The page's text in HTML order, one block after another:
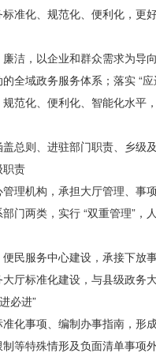
准化、规范化、便利化，更
洁，以企业和群众需求为导
全域政务服务体系；落实 “
范化、便利化、智能化水平
盖总则、进驻部门职责、乡
职责
理机构，承担大厅管理、
门两类，实行 “双重管理”
民服务中心建设，承接下放
厅标准化建设，与县级政务
必进”
准化事项、编制办事指南，
等特殊情形及负面清单事